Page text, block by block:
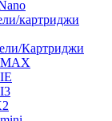
картриджи
Картриджи